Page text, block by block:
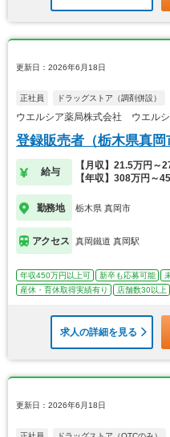
更新日：2026年6月18日
正社員 ドラッグストア（調剤併設）
ウエルシア薬局株式会社 ウエル
登録販売者（栃木県真岡
給与
【月収】21.5万円～
【年収】308万円～
勤務地 栃木県 真岡市
アクセス 真岡鐵道 真岡駅
年収450万円以上可 新卒も応募可能
産休・育休取得実績有り
店舗数30以上
求人の詳細を見る
更新日：2026年6月18日